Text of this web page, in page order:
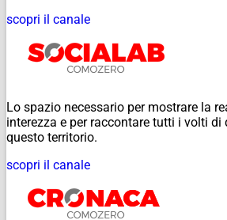
scopri il canale
Lo spazio necessario per mostrare la
interezza e per raccontare tutti i volti di
questo territorio.
scopri il canale